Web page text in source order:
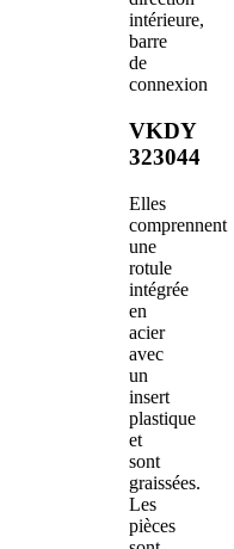
intérieure,
barre
de
connexion
VKDY
323044
Elles
comprennent
une
rotule
intégrée
en
acier
avec
un
insert
plastique
et
sont
graissées.
Les
pièces